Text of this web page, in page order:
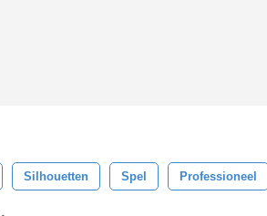
Silhouetten Spel Professioneel